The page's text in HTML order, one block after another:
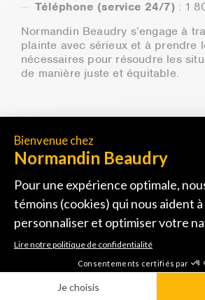
Téléphone (service 24/7) : 1
Normandin Beaudry s’engage à
plainte avec sérieux et à prendre
nécessaires pour résoudre les
de manière juste et équitable.
Pour obtenir l’ensemble des
détaillées concernant le
signalement, la procédure, les
responsabilités, ainsi que les
protection prévues pour les
déposent une plainte:
👉Visualiser la Politique de
protection des personnes qui